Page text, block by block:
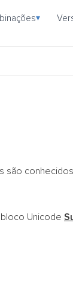
▾
Unicode